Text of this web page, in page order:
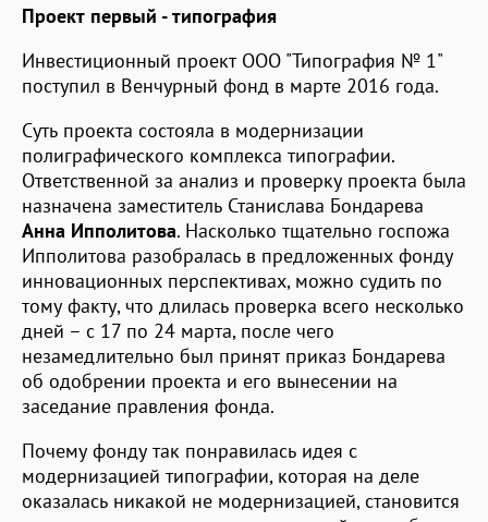
Проект первый - типография
Инвестиционный проект ООО "Типография № 1"
поступил в Венчурный фонд в марте 2016 года.
Суть проекта состояла в модернизации
полиграфического комплекса типографии.
Ответственной за анализ и проверку проекта была
назначена заместитель Станислава Бондарева
Анна Ипполитова. Насколько тщательно госпожа
Ипполитова разобралась в предложенных фонду
инновационных перспективах, можно судить по
тому факту, что длилась проверка всего несколько
дней – с 17 по 24 марта, после чего
незамедлительно был принят приказ Бондарева
об одобрении проекта и его вынесении на
заседание правления фонда.
Почему фонду так понравилась идея с
модернизацией типографии, которая на деле
оказалась никакой не модернизацией, становится